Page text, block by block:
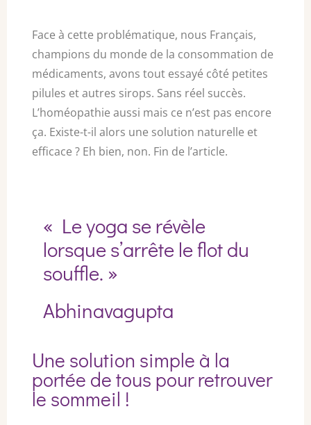
Face à cette problématique, nous Français,
champions du monde de la consommation de
médicaments, avons tout essayé côté petites
pilules et autres sirops. Sans réel succès.
L’homéopathie aussi mais ce n’est pas encore
ça. Existe-t-il alors une solution naturelle et
efficace ? Eh bien, non. Fin de l’article.
« Le yoga se révèle
lorsque s’arrête le flot du
souffle. »
Abhinavagupta
Une solution simple à la
portée de tous pour retrouver
le sommeil !